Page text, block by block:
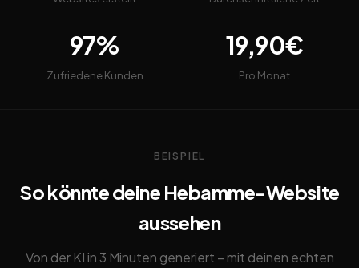
97%
Zufriedene Kunden
19,90€
Pro Monat
BEISPIEL
So könnte deine Hebamme-Website
aussehen
Von der KI in 3 Minuten generiert – mit deinen echten